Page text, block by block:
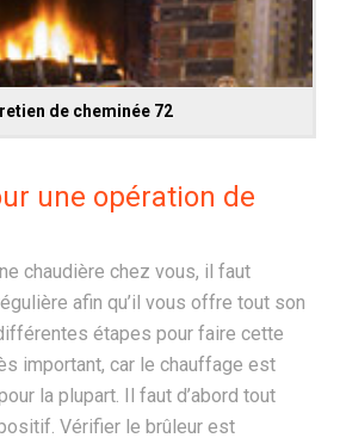
de cheminée 72
une opération de
chaudière chez vous, il faut
afin qu’il vous offre tout son
étapes pour faire cette
important, car le chauffage est
la plupart. Il faut d’abord tout
Vérifier le brûleur est